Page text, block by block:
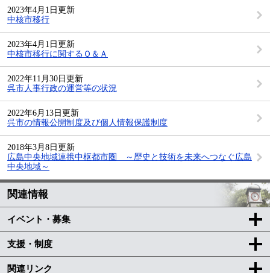
2023年4月1日更新
中核市移行
2023年4月1日更新
中核市移行に関するＱ＆Ａ
2022年11月30日更新
呉市人事行政の運営等の状況
2022年6月13日更新
呉市の情報公開制度及び個人情報保護制度
2018年3月8日更新
広島中央地域連携中枢都市圏 ～歴史と技術を未来へつなぐ広島
中央地域～
関連情報
イベント・募集
支援・制度
関連リンク